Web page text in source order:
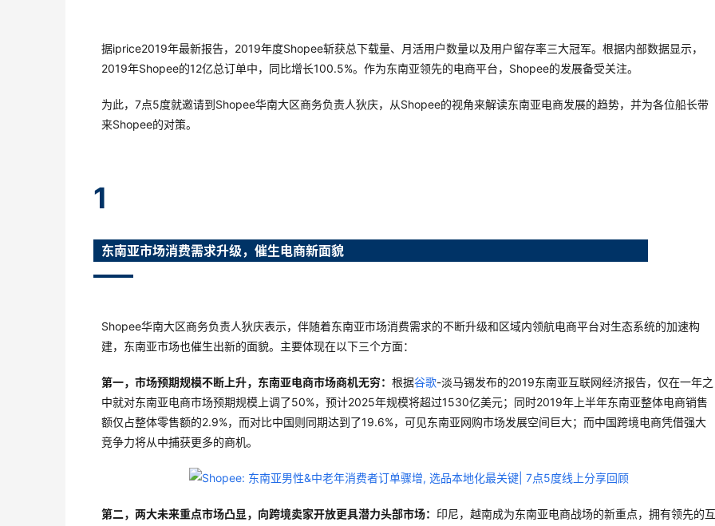
据iprice2019年最新报告，2019年度Shopee斩获总下载量、月活用户数量以及用户留存率三大冠军。根据内部数据显示，
2019年Shopee的12亿总订单中，同比增长100.5%。作为东南亚领先的电商平台，Shopee的发展备受关注。
为此，7点5度就邀请到Shopee华南大区商务负责人狄庆，从Shopee的视角来解读东南亚电商发展的趋势，并为各位船长带
来Shopee的对策。
1
东南亚市场消费需求升级，催生电商新面貌
Shopee华南大区商务负责人狄庆表示，伴随着东南亚市场消费需求的不断升级和区域内领航电商平台对生态系统的加速构
建，东南亚市场也催生出新的面貌。主要体现在以下三个方面：
第一，市场预期规模不断上升，东南亚电商市场商机无穷： 根据谷歌-淡马锡发布的2019东南亚互联网经济报告，仅在一年之
中就对东南亚电商市场预期规模上调了50%，预计2025年规模将超过1530亿美元；同时2019年上半年东南亚整体电商销售
额仅占整体零售额的2.9%，而对比中国则同期达到了19.6%，可见东南亚网购市场发展空间巨大；而中国跨境电商凭借强大
竞争力将从中捕获更多的商机。
第二，两大未来重点市场凸显，向跨境卖家开放更具潜力头部市场： 印尼，越南成为东南亚电商战场的新重点，拥有领先的互